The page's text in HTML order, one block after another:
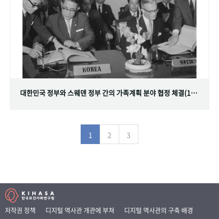
대한민국 정부와 스웨덴 정부 간의 가족계획 분야 협정 체결(1968.07.12)
1 2 3
저작권 정책 디지털 역사관 개관에 부쳐
디지털 역사관의 구축 배경